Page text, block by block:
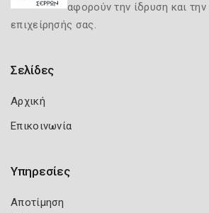
αφορούν την ίδρυση και την
επιχείρησής σας.
Σελίδες
Αρχική
Επικοινωνία
Υπηρεσίες
Αποτίμηση